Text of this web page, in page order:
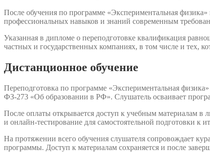
После обучения по программе «Экспериментальная
профессиональных навыков и знаний современным
Указанная в дипломе о переподготовке квалификация
частных и государственных компаниях, в том числе и тех,
Дистанционное обучение
Переподготовка по программе «Экспериментальная
ФЗ-273 «Об образовании в РФ». Слушатель осваивает
После оплаты открывается доступ к учебным материалам в
и онлайн-тестирование для самостоятельной подготовки к
На протяжении всего обучения слушателя сопровождает
программы. Доступ к материалам сохраняется и после